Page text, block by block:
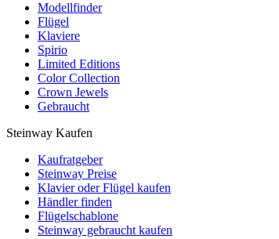
Modellfinder
Flügel
Klaviere
Spirio
Limited Editions
Color Collection
Crown Jewels
Gebraucht
Steinway Kaufen
Kaufratgeber
Steinway Preise
Klavier oder Flügel kaufen
Händler finden
Flügelschablone
Steinway gebraucht kaufen